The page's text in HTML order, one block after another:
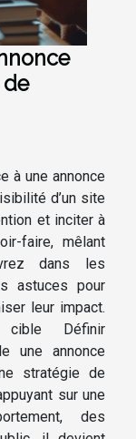
à une annonce
d’un site
et inciter à
faire, mêlant
dans les
astuces pour
leur impact.
cible Définir
une annonce
stratégie de
sur une
des